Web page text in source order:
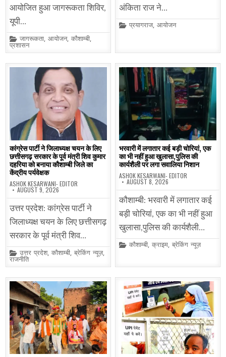
आयोजित हुआ जागरूकता शिविर,
यूपी…
Posted
in
जागरूकता,आयोजन,कौशाम्बी,
प्रशासन
अंकिता राज ने…
Posted
in
प्रयागराज,आयोजन
कांग्रेस पार्टी ने जिलाध्यक्ष चयन के लिए
छत्तीसगढ़ सरकार के पूर्व मंत्री शिव कुमार
दहरिया को बनाया कौशाम्बी जिले का
केंद्रीय पर्यवेक्षक
ASHOK KESARWANI- EDITOR
AUGUST 9, 2026
उत्तर प्रदेश: कांग्रेस पार्टी ने
जिलाध्यक्ष चयन के लिए छत्तीसगढ़
सरकार के पूर्व मंत्री शिव…
Posted
in
उत्तर प्रदेश,कौशाम्बी,ब्रेकिंग न्यूज़,
राजनीति
भरवारी में लगातार कई बड़ी चोरियां, एक
का भी नहीं हुआ खुलासा,पुलिस की
कार्यशैली पर लगा सवालिया निशान
ASHOK KESARWANI- EDITOR
AUGUST 8, 2026
कौशाम्बी: भरवारी में लगातार कई
बड़ी चोरियां, एक का भी नहीं हुआ
खुलासा,पुलिस की कार्यशैली…
Posted
कौशाम्बी,क्राइम,ब्रेकिंग न्यूज़